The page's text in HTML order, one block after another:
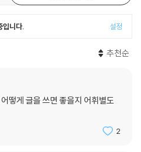
입니다. 설정
추천순
떻게 글을 쓰면 좋을지 어휘별도
2